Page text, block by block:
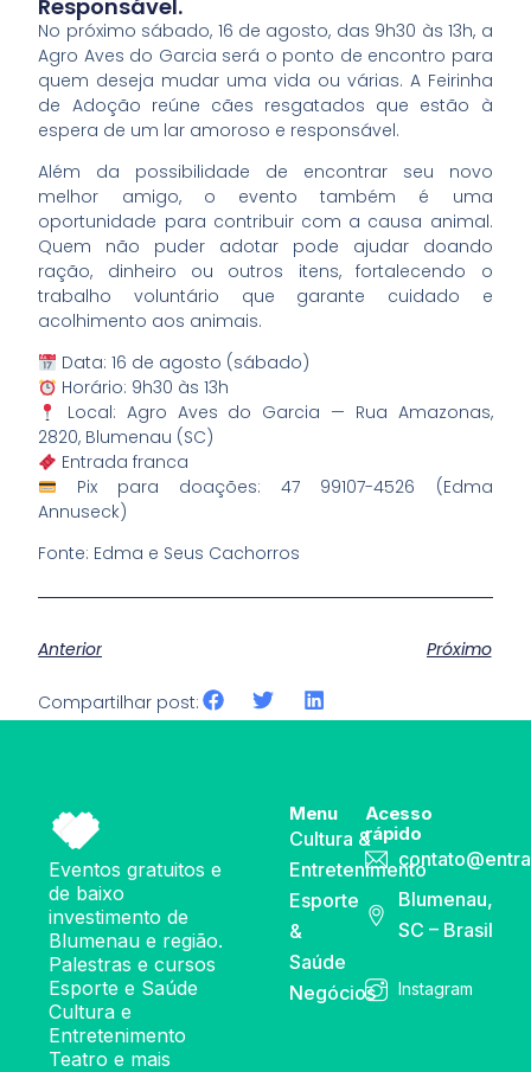
Responsável.
No próximo sábado, 16 de agosto, das 9h30 às 13h, a
Agro Aves do Garcia será o ponto de encontro para
quem deseja mudar uma vida ou várias. A Feirinha
de Adoção reúne cães resgatados que estão à
espera de um lar amoroso e responsável.
Além da possibilidade de encontrar seu novo
melhor amigo, o evento também é uma
oportunidade para contribuir com a causa animal.
Quem não puder adotar pode ajudar doando
ração, dinheiro ou outros itens, fortalecendo o
trabalho voluntário que garante cuidado e
acolhimento aos animais.
Data: 16 de agosto (sábado)
Horário: 9h30 às 13h
Local: Agro Aves do Garcia — Rua Amazonas,
2820, Blumenau (SC)
Entrada franca
Pix para doações: 47 99107-4526 (Edma
Annuseck)
Fonte: Edma e Seus Cachorros
Anterior Próximo
Compartilhar post:
Eventos gratuitos e
de baixo
investimento de
Blumenau e região.
Palestras e cursos
Esporte e Saúde
Cultura e
Entretenimento
Teatro e mais
Menu
Cultura &
Entretenimento
Esporte
&
Saúde
Negócios
Acesso
rápido
Blumenau,
SC – Brasil
Instagram